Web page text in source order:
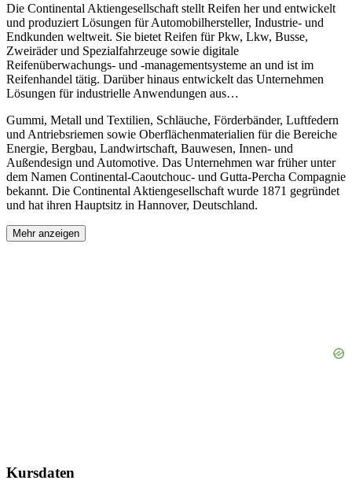
Die Continental Aktiengesellschaft stellt Reifen her und entwickelt
und produziert Lösungen für Automobilhersteller, Industrie- und
Endkunden weltweit. Sie bietet Reifen für Pkw, Lkw, Busse,
Zweiräder und Spezialfahrzeuge sowie digitale
Reifenüberwachungs- und -managementsysteme an und ist im
Reifenhandel tätig. Darüber hinaus entwickelt das Unternehmen
Lösungen für industrielle Anwendungen aus…
Gummi, Metall und Textilien, Schläuche, Förderbänder, Luftfedern
und Antriebsriemen sowie Oberflächenmaterialien für die Bereiche
Energie, Bergbau, Landwirtschaft, Bauwesen, Innen- und
Außendesign und Automotive. Das Unternehmen war früher unter
dem Namen Continental-Caoutchouc- und Gutta-Percha Compagnie
bekannt. Die Continental Aktiengesellschaft wurde 1871 gegründet
und hat ihren Hauptsitz in Hannover, Deutschland.
Mehr anzeigen
Kursdaten